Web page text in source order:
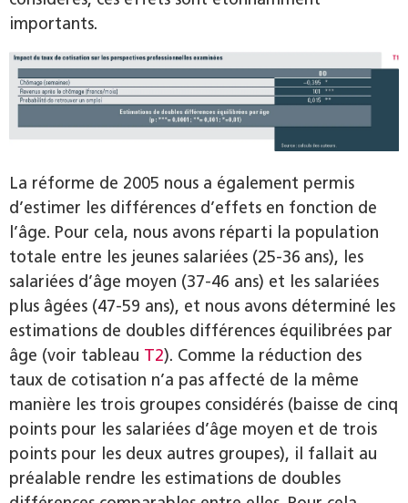
importants.
La réforme de 2005 nous a également permis
d’estimer les différences d’effets en fonction de
l’âge. Pour cela, nous avons réparti la population
totale entre les jeunes salariées (25-36 ans), les
salariées d’âge moyen (37-46 ans) et les salariées
plus âgées (47-59 ans), et nous avons déterminé les
estimations de doubles différences équilibrées par
âge (voir tableau T2). Comme la réduction des
taux de cotisation n’a pas affecté de la même
manière les trois groupes considérés (baisse de cinq
points pour les salariées d’âge moyen et de trois
points pour les deux autres groupes), il fallait au
préalable rendre les estimations de doubles